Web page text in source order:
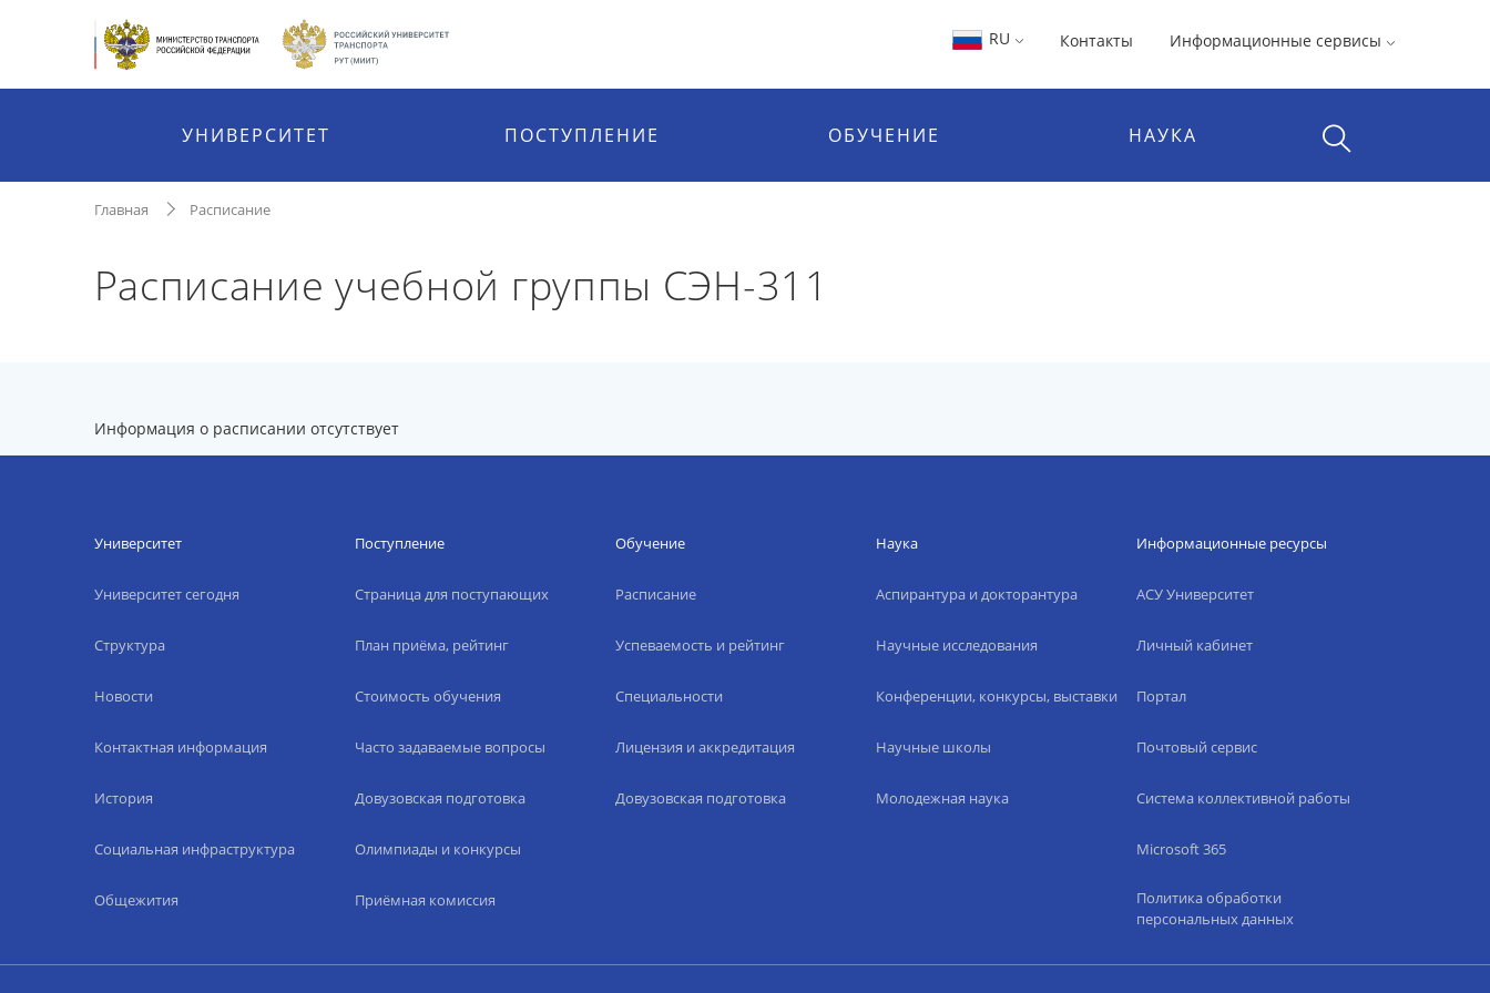
RU Контакты Информационные сервисы
УНИВЕРСИТЕТ ПОСТУПЛЕНИЕ ОБУЧЕНИЕ НАУКА
Главная Расписание
Расписание учебной группы СЭН-311
Информация о расписании отсутствует
Университет
Университет сегодня
Структура
Новости
Контактная информация
История
Социальная инфраструктура
Общежития
Поступление
Страница для поступающих
План приёма, рейтинг
Стоимость обучения
Часто задаваемые вопросы
Довузовская подготовка
Олимпиады и конкурсы
Приёмная комиссия
Обучение
Расписание
Успеваемость и рейтинг
Специальности
Лицензия и аккредитация
Довузовская подготовка
Наука
Аспирантура и докторантура
Научные исследования
Конференции, конкурсы, выставки
Научные школы
Молодежная наука
Информационные ресурсы
АСУ Университет
Личный кабинет
Портал
Почтовый сервис
Система коллективной работы
Microsoft 365
Политика обработки
персональных данных